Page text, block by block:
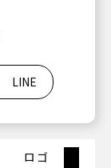
LINE
ロゴ